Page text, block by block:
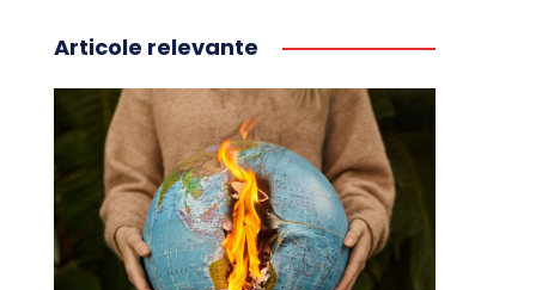
Articole relevante